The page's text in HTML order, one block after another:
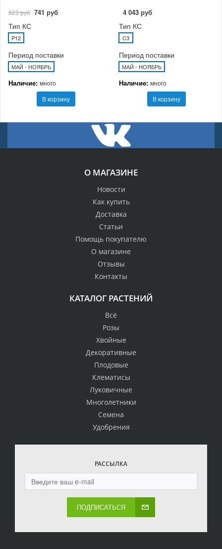
823 руб 741 руб
Тип КС
P12
Период поставки
МАЙ - НОЯБРЬ
Наличие: много
В корзину
4 043 руб
Тип КС
C3
Период поставки
МАЙ - НОЯБРЬ
Наличие: много
В корзину
О МАГАЗИНЕ
Новости
Как купить
Доставка
Статьи
Помощь покупателю
О магазине
Отзывы
Контакты
КАТАЛОГ РАСТЕНИЙ
Всё
Розы
Хвойные
Декоративные
Плодовые
Клематисы
Луковичные
Многолетники
Семена
Удобрения
РАССЫЛКА
ПОДПИСАТЬСЯ